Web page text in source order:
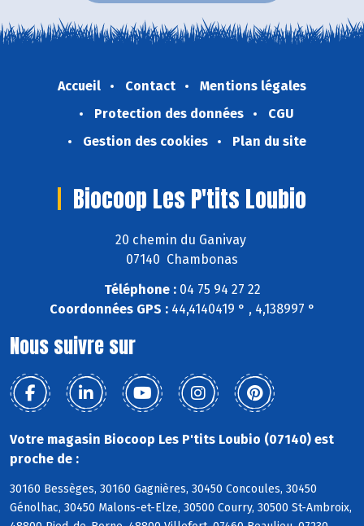
Accueil Contact
Mentions légales
Protection des données
CGU
Gestion des cookies
Plan du site
Biocoop Les P'tits Loubio
20 chemin du Ganivay
07140 Chambonas
Téléphone :04 75 94 27 22
Coordonnées GPS :44,4140419 ° , 4,138997 °
Nous suivre sur
Votre magasin Biocoop Les P'tits Loubio (07140) est
proche de :
30160 Bessèges, 30160 Gagnières, 30450 Concoules, 30450
Génolhac, 30450 Malons-et-Elze, 30500 Courry, 30500 St-Ambroix,